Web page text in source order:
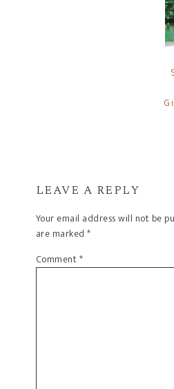
LEAVE A REPLY
Your email address will not be
are marked*
Comment*